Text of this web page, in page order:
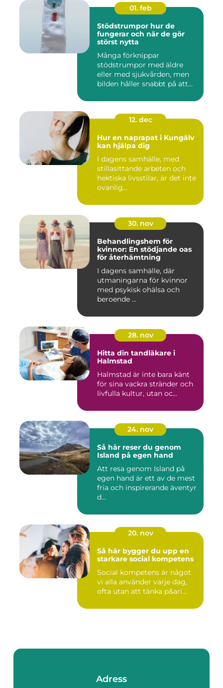
01. feb
Stödstrumpor hur de
fungerar och när de gör
störst nytta
Många förknippar
stödstrumpor med äldre
eller med sjukvården, men
bilden håller snabbt på att
12. dec
Hur en naprapat i Kungälv
kan hjälpa dig
I dagens samhälle, med
stillasittande arbeten och
hektiska livsstilar, är det inte
ovanlig...
30. nov
Behandlingshem för
kvinnor: En stödjande oas
för återhämtning
I dagens samhälle, där
utmaningarna för kvinnor
med psykisk ohälsa och
beroende ...
28. nov
Hitta din tandläkare i
Halmstad
Halmstad är inte bara känt
för sina vackra stränder och
livfulla kultur, utan oc...
24. nov
Så här reser du genom
Island på egen hand
Att resa genom Island på
egen hand är ett av de mest
fria och inspirerande äventyr
d...
20. nov
Så här bygger du upp en
starkare social kompetens
Social kompetens är något
vi alla använder varje dag,
ofta utan att tänka p&ari...
Adress